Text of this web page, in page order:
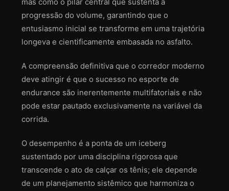
mas como o pilar central que sustenta a
progressão do volume, garantindo que o
entusiasmo inicial se transforme em uma trajetória
longeva e cientificamente embasada no asfalto.
A compreensão definitiva que o corredor moderno
deve atingir é que o sucesso no esporte de
endurance são inerentemente multifatoriais e não
pode estar pautado exclusivamente na variável da
corrida.
O desempenho é a ponta de um iceberg
sustentado por uma disciplina rigorosa que
transcende o ato de calçar os tênis; ele depende
de um planejamento sistêmico que harmoniza o